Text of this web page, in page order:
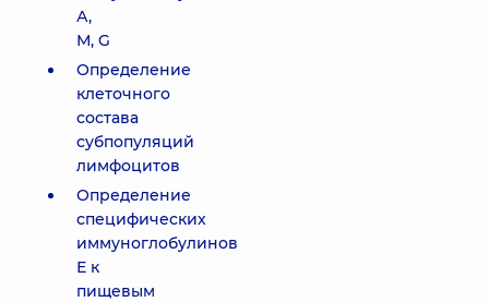
А,
М, G
Определение
клеточного
состава
субпопуляций
лимфоцитов
Определение
специфических
иммуноглобулинов
Е к
пищевым